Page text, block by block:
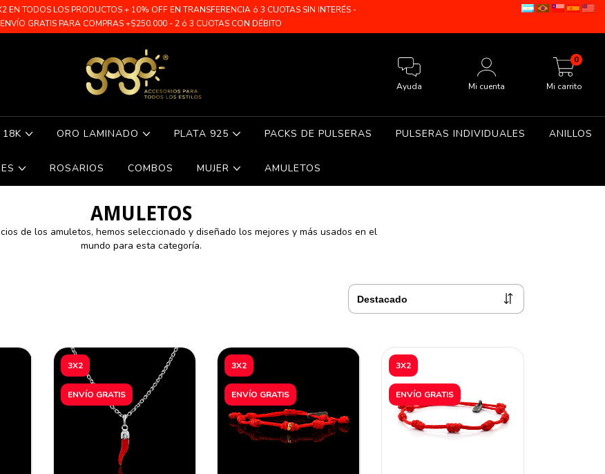
EN TODOS LOS PRODUCTOS + 10% OFF EN TRANSFERENCIA ó 3 CUOTAS SIN INTERÉS -
ENVÍO GRATIS PARA COMPRAS +$250.000 - 2 ó 3 CUOTAS CON DÉBITO
Ayuda Mi cuenta Mi carrito
0
ORO LAMINADO PLATA 925 PACKS DE PULSERAS PULSERAS INDIVIDUALES ANILLOS
ROSARIOS COMBOS MUJER AMULETOS
AMULETOS
de los amuletos, hemos seleccionado y diseñado los mejores y más usados en el
mundo para esta categoría.
3X2
ENVÍO GRATIS
3X2
ENVÍO GRATIS
3X2
ENVÍO GRATIS